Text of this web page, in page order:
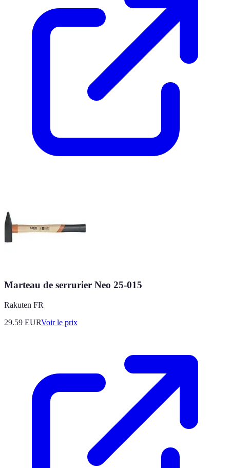
Marteau de serrurier Neo 25-015
Rakuten FR
29.59 EURVoir le prix